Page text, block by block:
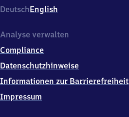
Str.
14,
8
7
6
DeutschEnglish
Analyse verwalten
Compliance
Datenschutzhinweise
Informationen zur Barrierefreiheit
Impressum